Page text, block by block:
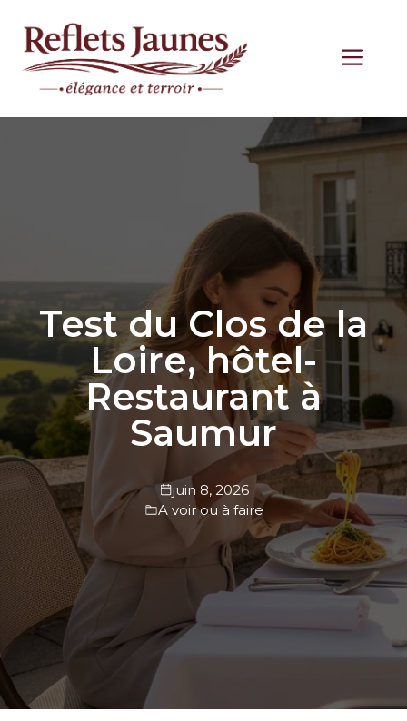
contenu
Test du Clos de la
Loire, hôtel-
Restaurant à
Saumur
juin 8, 2026
A voir ou à faire